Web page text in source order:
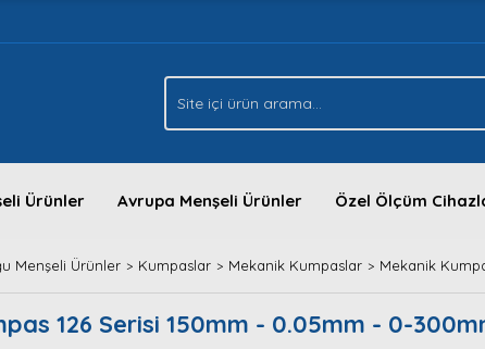
Ürünler Avrupa Menşeli Ürünler Özel Ölçüm
Menşeli Ürünler Kumpaslar Mekanik Kumpaslar Mekanik
126 Serisi 150mm - 0.05mm - 0-